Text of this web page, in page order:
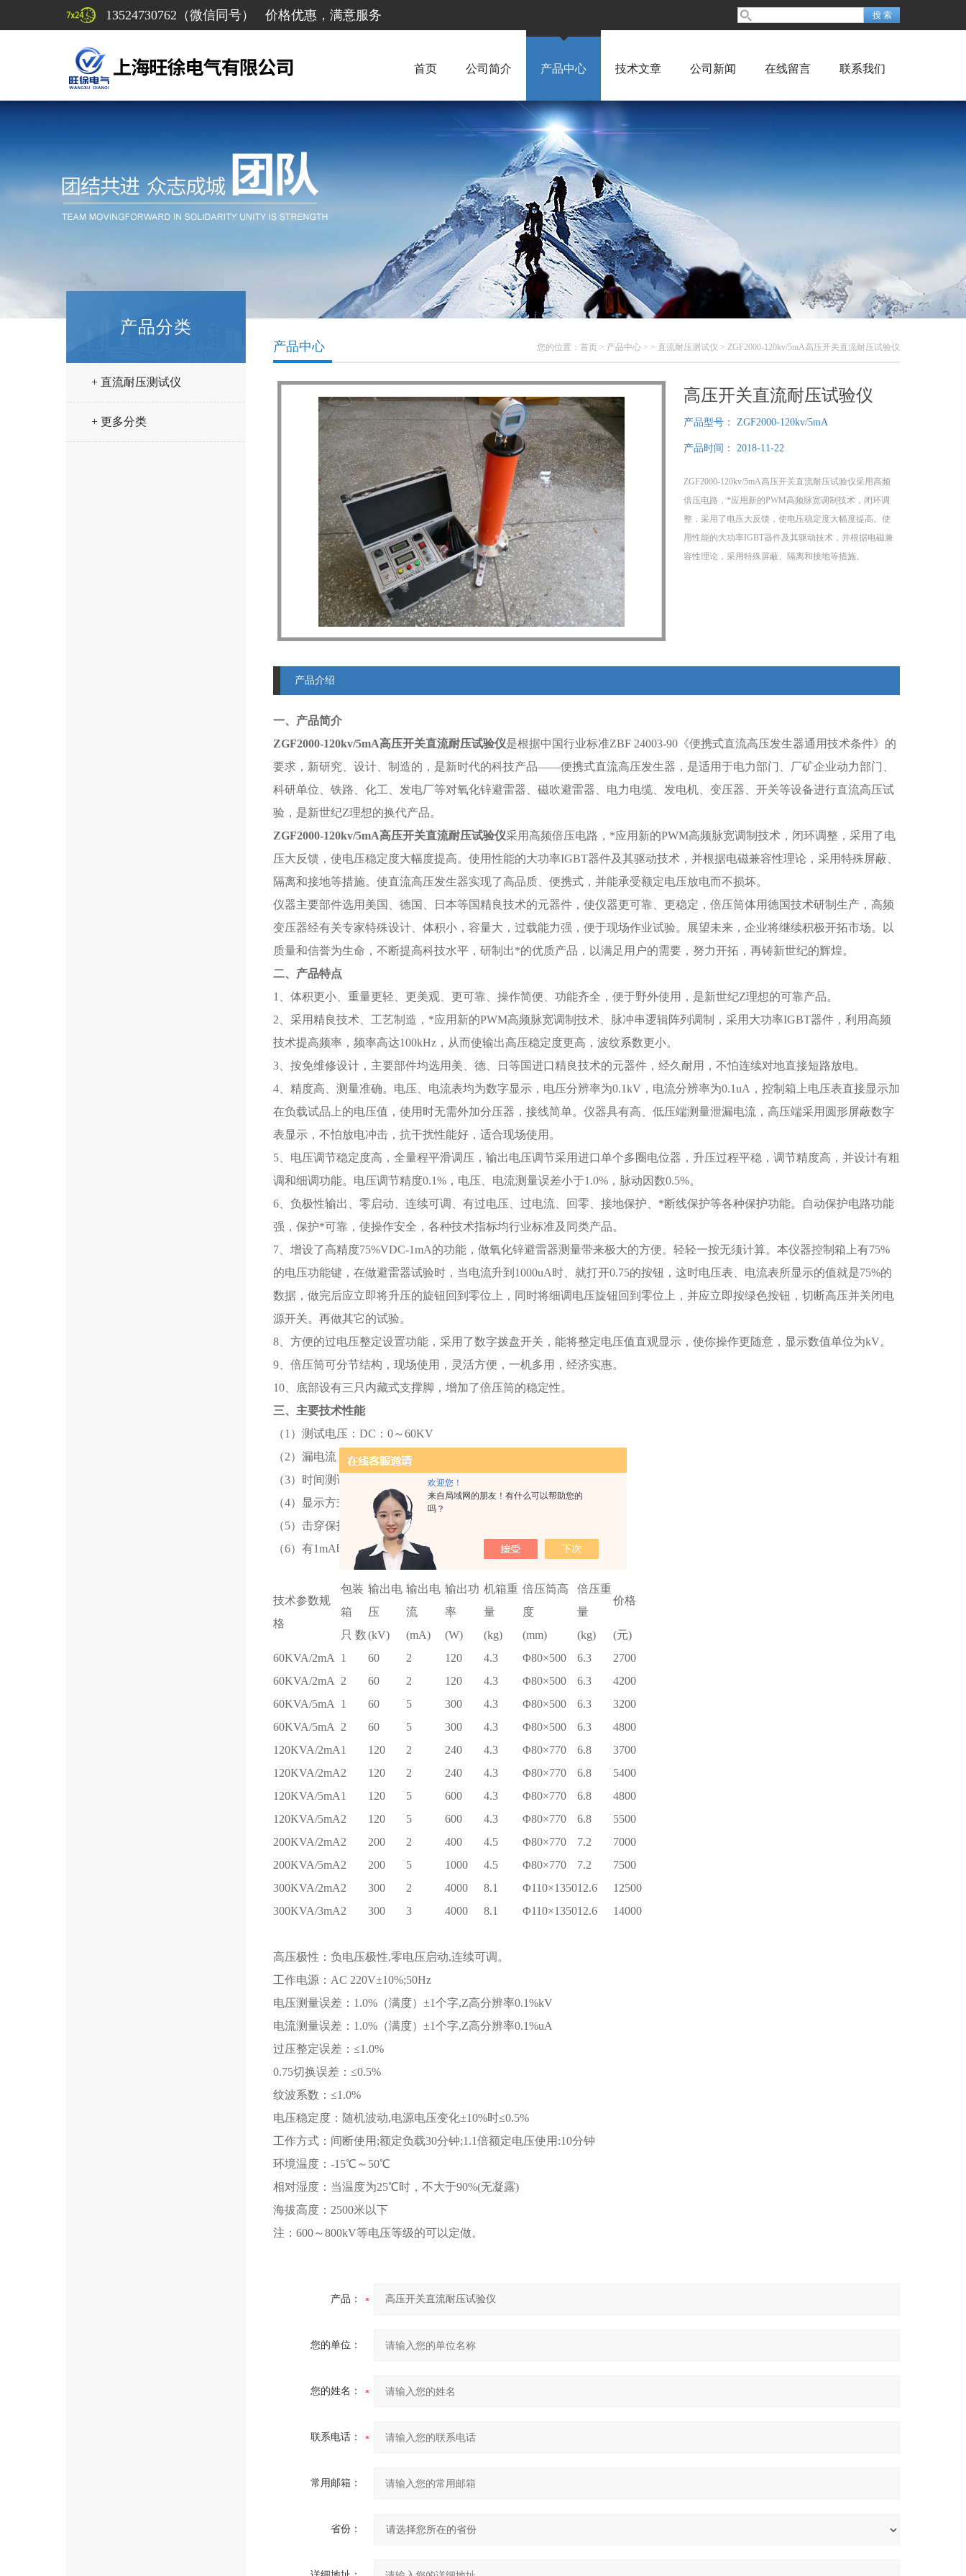
欢迎您！
来自局域网的朋友！有什么可以帮助您的
吗？
13524730762（微信同号） 价格优惠，满意服务
首页 公司简介 产品中心 技术文章 公司新闻 在线留言 联系我们
产品分类
+ 直流耐压测试仪
+ 更多分类
您的位置： 首页 > 产品中心 > > 直流耐压测试仪 > ZGF2000-120kv/5mA高压开关直流耐压试验仪
产品中心
高压开关直流耐压试验仪
产品型号： ZGF2000-120kv/5mA
产品时间： 2018-11-22
ZGF2000-120kv/5mA高压开关直流耐压试验仪采用高频
倍压电路，*应用新的PWM高频脉宽调制技术，闭环调
整，采用了电压大反馈，使电压稳定度大幅度提高。使
用性能的大功率IGBT器件及其驱动技术，并根据电磁兼
容性理论，采用特殊屏蔽、隔离和接地等措施。
产品介绍
一、产品简介
ZGF2000-120kv/5mA高压开关直流耐压试验仪是根据中国行业标准ZBF 24003-90《便携式直流高压发生器通用技术条件》的
要求，新研究、设计、制造的，是新时代的科技产品——便携式直流高压发生器，是适用于电力部门、厂矿企业动力部门、
科研单位、铁路、化工、发电厂等对氧化锌避雷器、磁吹避雷器、电力电缆、发电机、变压器、开关等设备进行直流高压试
验，是新世纪Z理想的换代产品。
ZGF2000-120kv/5mA高压开关直流耐压试验仪采用高频倍压电路，*应用新的PWM高频脉宽调制技术，闭环调整，采用了电
压大反馈，使电压稳定度大幅度提高。使用性能的大功率IGBT器件及其驱动技术，并根据电磁兼容性理论，采用特殊屏蔽、
隔离和接地等措施。使直流高压发生器实现了高品质、便携式，并能承受额定电压放电而不损坏。
仪器主要部件选用美国、德国、日本等国精良技术的元器件，使仪器更可靠、更稳定，倍压筒体用德国技术研制生产，高频
变压器经有关专家特殊设计、体积小，容量大，过载能力强，便于现场作业试验。展望未来，企业将继续积极开拓市场。以
质量和信誉为生命，不断提高科技水平，研制出*的优质产品，以满足用户的需要，努力开拓，再铸新世纪的辉煌。
二、产品特点
1、体积更小、重量更轻、更美观、更可靠、操作简便、功能齐全，便于野外使用，是新世纪Z理想的可靠产品。
2、采用精良技术、工艺制造，*应用新的PWM高频脉宽调制技术、脉冲串逻辑阵列调制，采用大功率IGBT器件，利用高频
技术提高频率，频率高达100kHz，从而使输出高压稳定度更高，波纹系数更小。
3、按免维修设计，主要部件均选用美、德、日等国进口精良技术的元器件，经久耐用，不怕连续对地直接短路放电。
4、精度高、测量准确。电压、电流表均为数字显示，电压分辨率为0.1kV，电流分辨率为0.1uA，控制箱上电压表直接显示加
在负载试品上的电压值，使用时无需外加分压器，接线简单。仪器具有高、低压端测量泄漏电流，高压端采用圆形屏蔽数字
表显示，不怕放电冲击，抗干扰性能好，适合现场使用。
5、电压调节稳定度高，全量程平滑调压，输出电压调节采用进口单个多圈电位器，升压过程平稳，调节精度高，并设计有粗
调和细调功能。电压调节精度0.1%，电压、电流测量误差小于1.0%，脉动因数0.5%。
6、负极性输出、零启动、连续可调、有过电压、过电流、回零、接地保护、*断线保护等各种保护功能。自动保护电路功能
强，保护*可靠，使操作安全，各种技术指标均行业标准及同类产品。
7、增设了高精度75%VDC-1mA的功能，做氧化锌避雷器测量带来极大的方便。轻轻一按无须计算。本仪器控制箱上有75%
的电压功能键，在做避雷器试验时，当电流升到1000uA时、就打开0.75的按钮，这时电压表、电流表所显示的值就是75%的
数据，做完后应立即将升压的旋钮回到零位上，同时将细调电压旋钮回到零位上，并应立即按绿色按钮，切断高压并关闭电
源开关。再做其它的试验。
8、方便的过电压整定设置功能，采用了数字拨盘开关，能将整定电压值直观显示，使你操作更随意，显示数值单位为kV。
9、倍压筒可分节结构，现场使用，灵活方便，一机多用，经济实惠。
10、底部设有三只内藏式支撑脚，增加了倍压筒的稳定性。
三、主要技术性能
（1）测试电压：DC：0～60KV
（2）漏电流：DC：0～5mA
（3）时间测试：1min
（4）显示方式：数字显示
（5）击穿保护
（6）有1mA时75%直流电压
技术参数规
格
包装
箱
输出电
压
输出电
流
输出功
率
机箱重
量
倍压筒高
度
倍压重
量
价格
只 数(kV) (mA) (W) (kg) (mm) (kg)
(元)
60KVA/2mA
1 60 2 120 4.3 Φ80×500 6.3
2700
60KVA/2mA
2 60 2 120 4.3 Φ80×500 6.3
4200
60KVA/5mA
1 60 5 300 4.3 Φ80×500 6.3
3200
60KVA/5mA
2 60 5 300 4.3 Φ80×500 6.3
4800
120KVA/2mA1 120 2 240 4.3 Φ80×770 6.8
3700
120KVA/2mA2 120 2 240 4.3 Φ80×770 6.8
5400
120KVA/5mA1 120 5 600 4.3 Φ80×770 6.8
4800
120KVA/5mA2 120 5 600 4.3 Φ80×770 6.8
5500
200KVA/2mA2 200 2 400 4.5 Φ80×770 7.2
7000
200KVA/5mA2 200 5 1000 4.5 Φ80×770 7.2
7500
300KVA/2mA2 300 2 4000 8.1 Φ110×135012.6
12500
300KVA/3mA2 300 3 4000 8.1 Φ110×135012.6 14000
高压极性：负电压极性,零电压启动,连续可调。
工作电源：AC 220V±10%;50Hz
电压测量误差：1.0%（满度）±1个字,Z高分辨率0.1%kV
电流测量误差：1.0%（满度）±1个字,Z高分辨率0.1%uA
过压整定误差：≤1.0%
0.75切换误差：≤0.5%
纹波系数：≤1.0%
电压稳定度：随机波动,电源电压变化±10%时≤0.5%
工作方式：间断使用;额定负载30分钟;1.1倍额定电压使用:10分钟
环境温度：-15℃～50℃
相对湿度：当温度为25℃时，不大于90%(无凝露)
海拔高度：2500米以下
注：600～800kV等电压等级的可以定做。
产品：
您的单位：
您的姓名：
联系电话：
常用邮箱：
省份：